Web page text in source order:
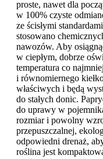
proste, nawet dla
w 100% czyste
ze ścisłymi
stosowano
nawozów. Aby
w ciepłym, dobrze
temperatura co
i równomiernego
właściwych i będą
do stałych donic.
do uprawy w
rozmiar i powolny
przepuszczalnej,
odpowiedni drenaż,
roślina jest